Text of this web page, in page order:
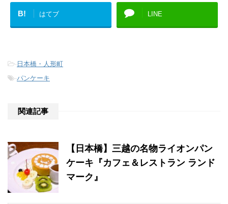
B! はてブ LINE
- 日本橋・人形町
-パンケーキ
関連記事
【日本橋】三越の名物ライオンパン
ケーキ『カフェ＆レストラン ランド
マーク』